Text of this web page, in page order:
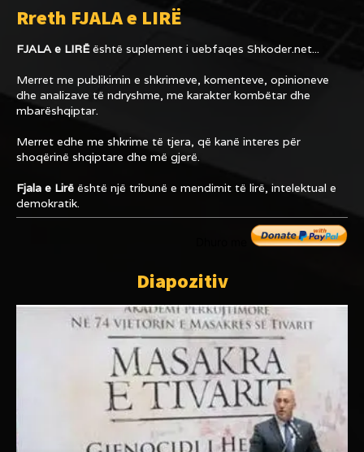
Rreth FJALA e LIRË
FJALA e LIRËështë suplement i uebfaqes Shkoder.net...
Merret me publikimin e shkrimeve, komenteve, opinioneve
dhe analizave të ndryshme, me karakter kombëtar dhe
mbarëshqiptar.
Merret edhe me shkrime të tjera, që kanë interes për
shoqërinë shqiptare dhe më gjerë.
Fjala e Lirë është një tribunë e mendimit të lirë, intelektual e
demokratik.
Diapozitiv